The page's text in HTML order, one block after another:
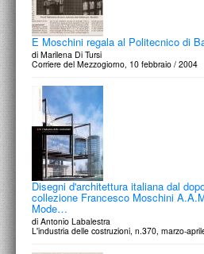
E Moschini regala al Politecnico di
di Marilena Di Tursi
Corriere del Mezzogiorno, 10 febbraio / 2004
Disegni d'architettura italiana dal
collezione Francesco Moschini
Mode…
di Antonio Labalestra
L'industria delle costruzioni, n.370, marzo-